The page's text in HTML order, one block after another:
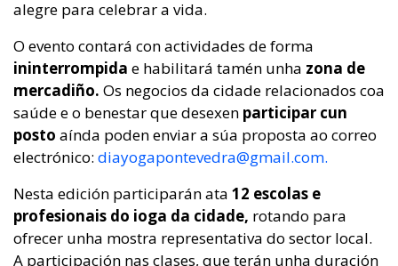
alegre para celebrar a vida.
O evento contará con actividades de forma
ininterrompida e habilitará tamén unha zona de
mercadiño. Os negocios da cidade relacionados coa
saúde e o benestar que desexen participar cun
posto aínda poden enviar a súa proposta ao correo
electrónico: diayogapontevedra@gmail.com.
Nesta edición participarán ata 12 escolas e
profesionais do ioga da cidade, rotando para
ofrecer unha mostra representativa do sector local.
A participación nas clases, que terán unha duración